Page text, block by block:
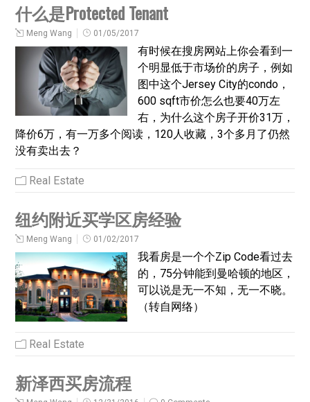
什么是Protected Tenant
Meng Wang 01/05/2017
有时候在搜房网站上你会看到一
个明显低于市场价的房子，例如
图中这个Jersey City的condo，
600 sqft市价怎么也要40万左
右，为什么这个房子开价31万，
降价6万，有一万多个阅读，120人收藏，3个多月了仍然
没有卖出去？
Real Estate
纽约附近买学区房经验
Meng Wang 01/02/2017
我看房是一个个Zip Code看过去
的，75分钟能到曼哈顿的地区，
可以说是无一不知，无一不晓。
（转自网络）
Real Estate
新泽西买房流程